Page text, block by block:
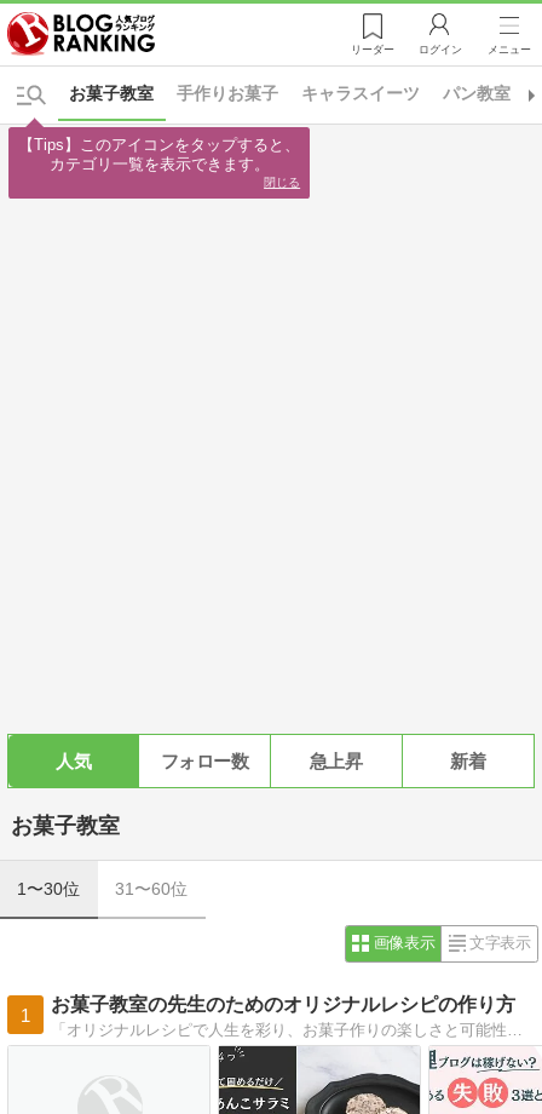
リーダー ログイン メニュー
お菓子教室 手作りお菓子 キャラスイーツ パン教室
人気 フォロー数 急上昇 新着
お菓子教室
1〜30位 31〜60位
画像表示 文字表示
1
お菓子教室の先生のためのオリジナルレシピの作り方
【Tips】このアイコンをタップすると、
カテゴリ一覧を表示できます。
閉じる